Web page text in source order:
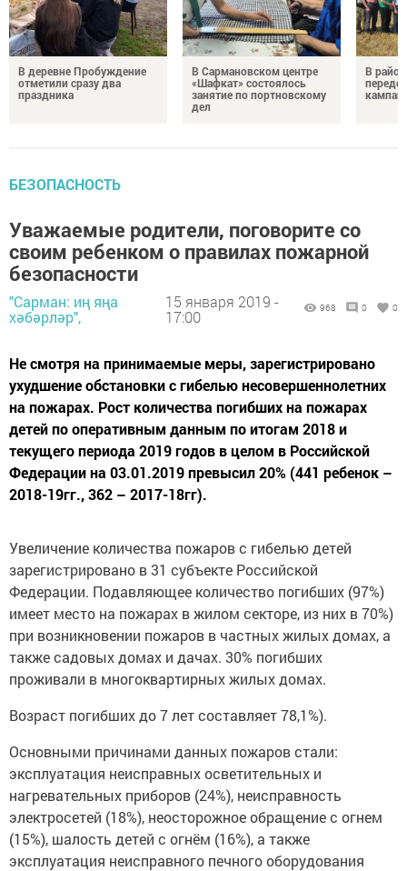
В деревне Пробуждение
отметили сразу два
праздника
В Сармановском центре
«Шафкат» состоялось
занятие по портновскому
дел
В
БЕЗОПАСНОСТЬ
Уважаемые родители, поговорите со
своим ребенком о правилах пожарной
безопасности
"Сарман: иң яңа
хәбәрләр",
15 января 2019 -
17:00
968 0 0
Не смотря на принимаемые меры, зарегистрировано
ухудшение обстановки с гибелью несовершеннолетних
на пожарах. Рост количества погибших на пожарах
детей по оперативным данным по итогам 2018 и
текущего периода 2019 годов в целом в Российской
Федерации на 03.01.2019 превысил 20% (441 ребенок –
2018-19гг., 362 – 2017-18гг).
Увеличение количества пожаров с гибелью детей
зарегистрировано в 31 субъекте Российской
Федерации. Подавляющее количество погибших (97%)
имеет место на пожарах в жилом секторе, из них в 70%)
при возникновении пожаров в частных жилых домах, а
также садовых домах и дачах. 30% погибших
проживали в многоквартирных жилых домах.
Возраст погибших до 7 лет составляет 78,1%).
Основными причинами данных пожаров стали:
эксплуатация неисправных осветительных и
нагревательных приборов (24%), неисправность
электросетей (18%), неосторожное обращение с огнем
(15%), шалость детей с огнём (16%), а также
эксплуатация неисправного печного оборудования